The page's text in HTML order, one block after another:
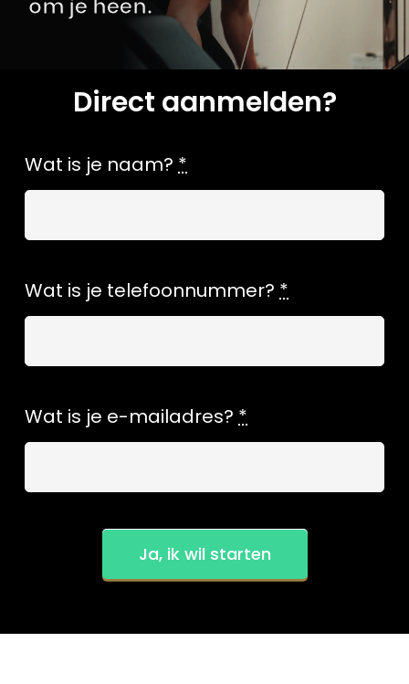
Zoeken
om je heen.
Direct aanmelden?
Wat is je naam? *
Wat is je telefoonnummer? *
Wat is je e-mailadres? *
Ja, ik wil starten